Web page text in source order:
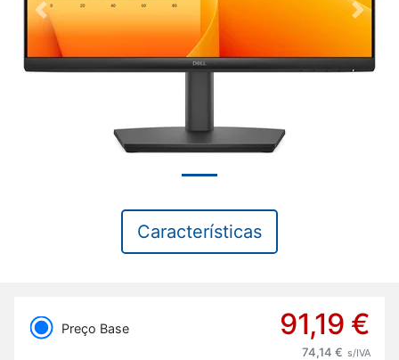
Previous Next
Características
Preço Base 91,19 €
74,14 € s/IVA